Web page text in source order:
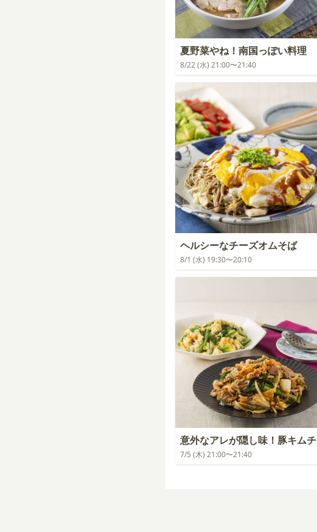
夏野菜やね！南国っぽい料理
8/22 (水) 21:00〜21:40
ヘルシーなチーズオムそば
8/1 (水) 19:30〜20:10
意外なアレが隠し味！豚キムチ
7/5 (木) 21:00〜21:40